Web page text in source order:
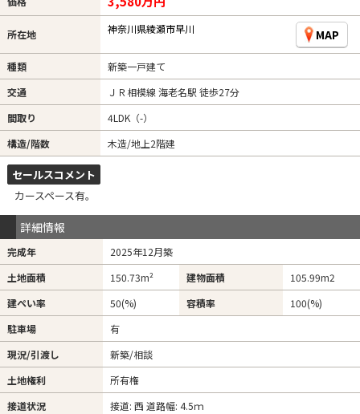
所在地 神奈川県綾瀬市早川 MAP
種類
新築一戸建て
交通
ＪＲ相模線 海老名駅 徒歩27分
間取り
4LDK（-）
構造/階数
木造/地上2階建
セールスコメント
カースペース有。
詳細情報
完成年
2025年12月築
土地面積
150.73m² 建物面積 105.99m2
建ぺい率
50(%) 容積率
100(%)
駐車場
有
現況/引渡し
新築/相談
土地権利
所有権
接道状況
接道: 西 道路幅: 4.5ｍ